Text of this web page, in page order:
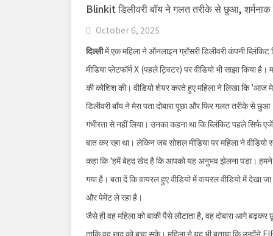
Blinkit डिलीवरी बॉय ने गलत तरीके से छुआ,
October 6, 2025
दिल्लीमें एक महिला ने ऑनलाइन ग्रॉसरी डिलीवरी कंपनी
मीडिया प्लेटफॉर्म X (पहले ट्विटर) पर वीडियो भी साझा किया
की कोशिश की। वीडियो शेयर करते हुए महिला ने लिखा कि 'आज
डिलीवरी बॉय ने मेरा पता दोबारा पूछा और फिर गलत तरीके से
गंभीरता से नहीं लिया। उनका कहना था कि ब्लिंकिट पहले सिर्फ
बात कर रहा था। लेकिन जब सोशल मीडिया पर महिला ने
कहा कि 'हमें बेहद खेद है कि आपको यह अनुभव झेलना पड़ा। हमने
गया है। बता दें कि वायरल हुए वीडियो में वायरल वीडियो में देखा
और पेमेंट ले रहा है।
जैसे ही वह महिला को बाकी पैसे लौटाता है, वह दोबारा आगे
ताकि वह खुद को बचा सके। महिला ने यह भी बताया कि उन्होंने